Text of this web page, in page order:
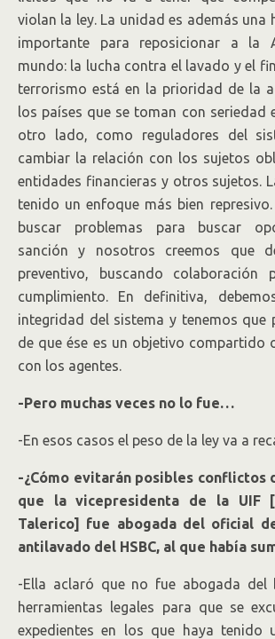
violan la ley. La unidad es además una
importante para reposicionar a la
mundo: la lucha contra el lavado y el
terrorismo está en la prioridad de la
los países que se toman con seriedad
otro lado, como reguladores del
cambiar la relación con los sujetos
entidades financieras y otros sujetos.
tenido un enfoque más bien
buscar problemas para buscar
sanción y nosotros creemos que
preventivo, buscando colaboración
cumplimiento. En definitiva,
integridad del sistema y tenemos que
de que ése es un objetivo compartido
con los agentes.
-Pero muchas veces no lo fue…
-En esos casos el peso de la ley va a
-¿Cómo evitarán posibles conflictos
que la vicepresidenta de la UIF
Talerico] fue abogada del oficial
antilavado del HSBC, al que había
-Ella aclaró que no fue abogada del
herramientas legales para que se
expedientes en los que haya tenido